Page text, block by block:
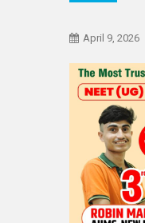
April 9, 2026